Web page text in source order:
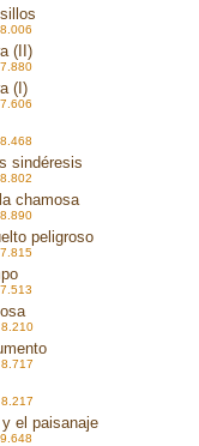
(II)
(I)
sindéresis
chamosa
peligroso
el paisanaje